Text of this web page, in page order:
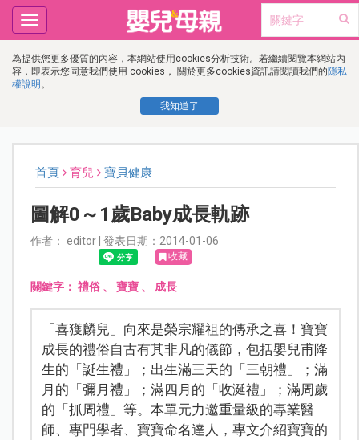
為提供您更多優質的內容，本網站使用cookies分析技術。若繼續閱覽本網站內
容，即表示您同意我們使用 cookies， 關於更多cookies資訊請閱讀我們的隱私
權說明 。
我知道了
Toggle
navigation
首頁 育兒 寶貝健康
圖解0～1歲Baby成長軌跡
作者： editor | 發表日期：2014-01-06
收藏
關鍵字： 禮俗、 寶寶、 成長
「喜獲麟兒」向來是榮宗耀祖的傳承之喜！寶寶
成長的禮俗自古有其非凡的儀節，包括嬰兒甫降
生的「誕生禮」；出生滿三天的「三朝禮」；滿
月的「彌月禮」；滿四月的「收涎禮」；滿周歲
的「抓周禮」等。本單元力邀重量級的專業醫
師、專門學者、寶寶命名達人，專文介紹寶寶的